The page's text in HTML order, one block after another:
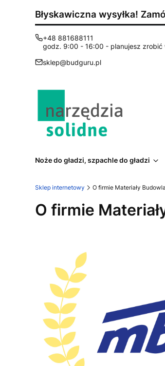
Błyskawiczna wysyłka!
+48 881688111
godz. 9:00 - 16:00 - planujesz
sklep@budguru.pl
Noże do gładzi, szpachle do gładzi
Sklep internetowy O firmie Materiały
O firmie